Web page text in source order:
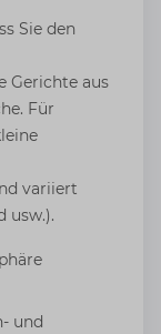
Sie den
Gerichte aus
Für
variiert
usw.).
und